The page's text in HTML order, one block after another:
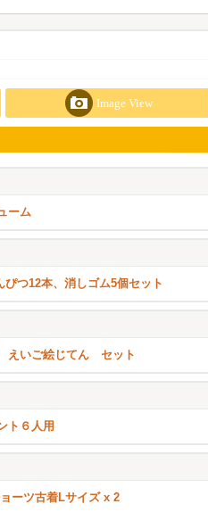
Image View
ーム
ぴつ12本、消しゴム5個セット
えいご絵じてん セット
ト６人用
ーツ古着Lサイズ x 2